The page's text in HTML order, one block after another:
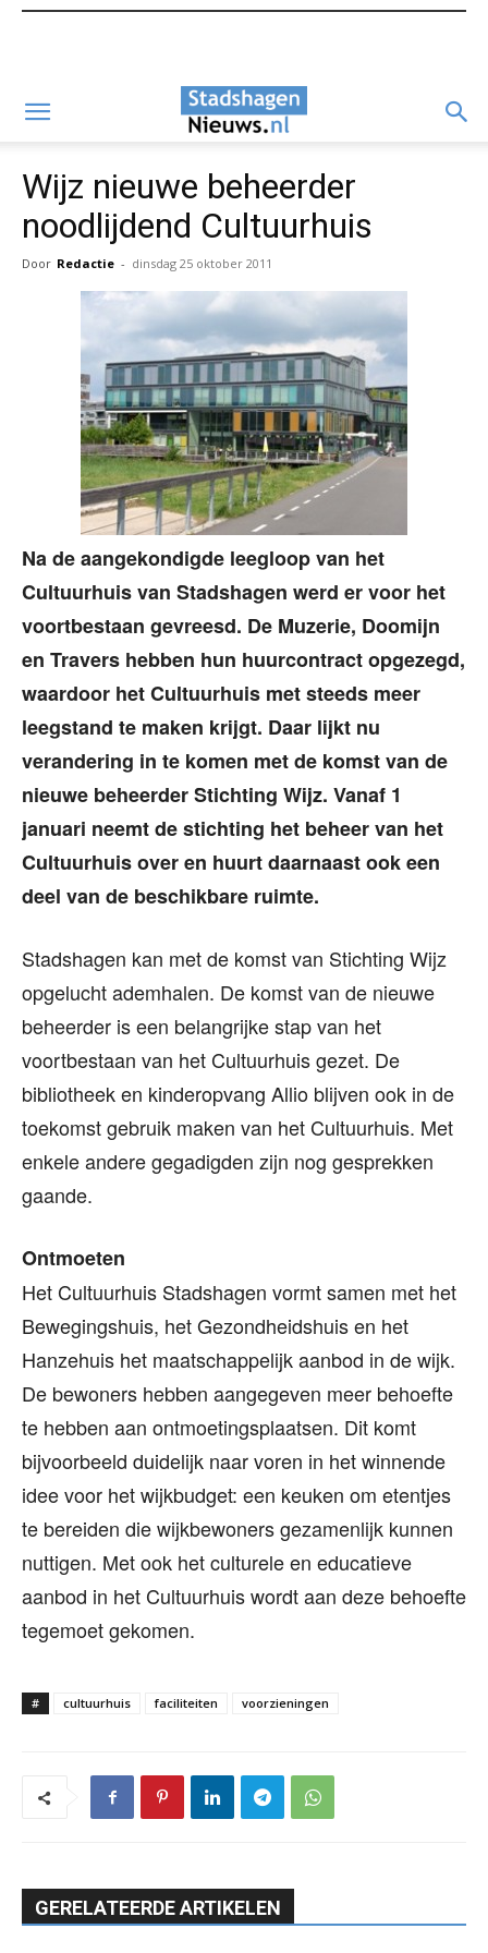
Wijz nieuwe beheerder
noodlijdend Cultuurhuis
Door Redactie - dinsdag 25 oktober 2011
Na de aangekondigde leegloop van het
Cultuurhuis van Stadshagen werd er voor het
voortbestaan gevreesd. De Muzerie, Doomijn
en Travers hebben hun huurcontract opgezegd,
waardoor het Cultuurhuis met steeds meer
leegstand te maken krijgt. Daar lijkt nu
verandering in te komen met de komst van de
nieuwe beheerder Stichting Wijz. Vanaf 1
januari neemt de stichting het beheer van het
Cultuurhuis over en huurt daarnaast ook een
deel van de beschikbare ruimte.
Stadshagen kan met de komst van Stichting Wijz
opgelucht ademhalen. De komst van de nieuwe
beheerder is een belangrijke stap van het
voortbestaan van het Cultuurhuis gezet. De
bibliotheek en kinderopvang Allio blijven ook in de
toekomst gebruik maken van het Cultuurhuis. Met
enkele andere gegadigden zijn nog gesprekken
gaande.
Ontmoeten
Het Cultuurhuis Stadshagen vormt samen met het
Bewegingshuis, het Gezondheidshuis en het
Hanzehuis het maatschappelijk aanbod in de wijk.
De bewoners hebben aangegeven meer behoefte
te hebben aan ontmoetingsplaatsen. Dit komt
bijvoorbeeld duidelijk naar voren in het winnende
idee voor het wijkbudget: een keuken om etentjes
te bereiden die wijkbewoners gezamenlijk kunnen
nuttigen. Met ook het culturele en educatieve
aanbod in het Cultuurhuis wordt aan deze behoefte
tegemoet gekomen.
# cultuurhuis faciliteiten voorzieningen
GERELATEERDE ARTIKELEN